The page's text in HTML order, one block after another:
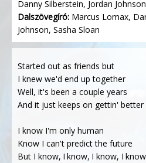
Danny Silberstein, Jordan
Dalszövegíró: Marcus Lomax,
Johnson, Sasha Sloan
Started out as friends but
I knew we'd end up together
Well, it's been a couple years
And it just keeps on gettin' better
I know I'm only human
Know I can't predict the future
But I know, I know, I know, I